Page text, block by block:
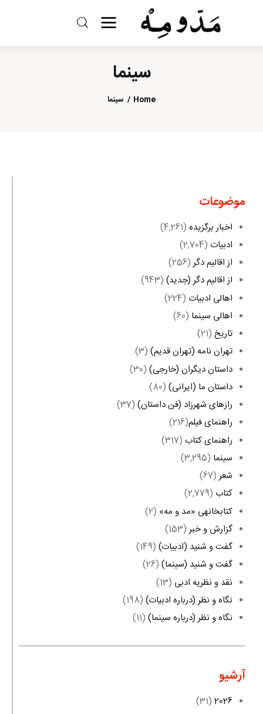
سینما
Home سینما
مد و مه
درباره ماموضوعات
اخبار برگزیده (4,261)
ادبیات (2,704)
از اقالیم دگر(256)
از اقالیم دگر (جدید) (943)
اهالی ادبیات (224)
اهالی سینما (60)
تاریخ (21)
تهران نامه (تهران قدیم) (3)
داستان ديگران (خارجی) (30)
داستان ما (ایرانی) (80)
رازهای شهرزاد (فن داستان) (37)
راهنمای فیلم‎(216)
راهنمای کتاب (317)
سینما (3,295)
شعر(67)
کتاب (2,779)
کتابخانه‎ی «مد و مه»
(2)
گزارش و خبر (153)
گفت و شنید (ادبیات) (149)
گفت و شنید (سینما) (26)
نقد و نظریه ادبی (13)
نگاه و نظر (درباره ادبیات) (198)
نگاه و نظر (درباره سینما) (11)
آرشیو
2026
(31)